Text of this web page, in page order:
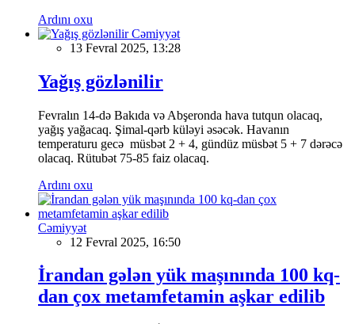
Ardını oxu
Cəmiyyət
13 Fevral 2025, 13:28
Yağış gözlənilir
Fevralın 14-də Bakıda və Abşeronda hava tutqun olacaq,
yağış yağacaq. Şimal-qərb küləyi əsəcək. Havanın
temperaturu gecə müsbət 2 + 4, gündüz müsbət 5 + 7 dərəcə
olacaq. Rütubət 75-85 faiz olacaq.
Ardını oxu
Cəmiyyət
12 Fevral 2025, 16:50
İrandan gələn yük maşınında 100 kq-
dan çox metamfetamin aşkar edilib